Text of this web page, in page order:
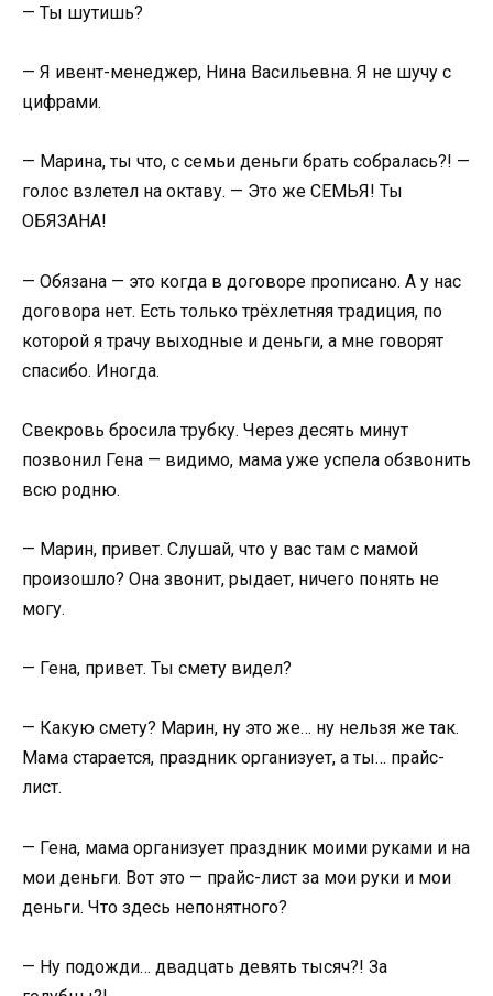
— Ты шутишь?
— Я ивент-менеджер, Нина Васильевна. Я не шучу с
цифрами.
— Марина, ты что, с семьи деньги брать собралась?! —
голос взлетел на октаву. — Это же СЕМЬЯ! Ты
ОБЯЗАНА!
— Обязана — это когда в договоре прописано. А у нас
договора нет. Есть только трёхлетняя традиция, по
которой я трачу выходные и деньги, а мне говорят
спасибо. Иногда.
Свекровь бросила трубку. Через десять минут
позвонил Гена — видимо, мама уже успела обзвонить
всю родню.
— Марин, привет. Слушай, что у вас там с мамой
произошло? Она звонит, рыдает, ничего понять не
могу.
— Гена, привет. Ты смету видел?
— Какую смету? Марин, ну это же… ну нельзя же так.
Мама старается, праздник организует, а ты… прайс-
лист.
— Гена, мама организует праздник моими руками и на
мои деньги. Вот это — прайс-лист за мои руки и мои
деньги. Что здесь непонятного?
— Ну подожди… двадцать девять тысяч?! За